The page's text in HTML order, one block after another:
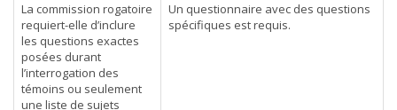
La commission rogatoire
requiert-elle d’inclure
les questions exactes
posées durant
l’interrogation des
témoins ou seulement
une liste de sujets
Un questionnaire avec des questions
spécifiques est requis.